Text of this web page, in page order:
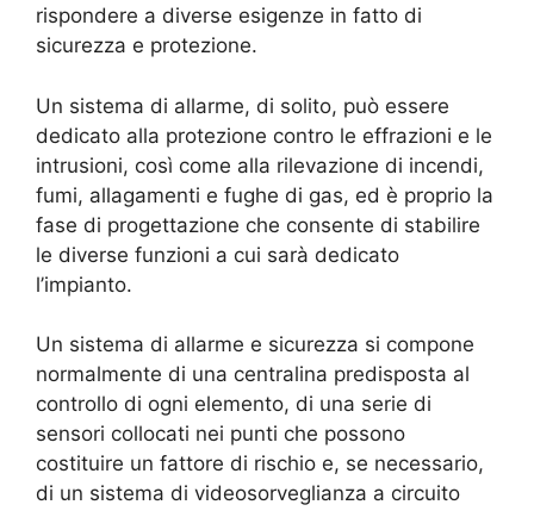
rispondere a diverse esigenze in fatto di
sicurezza e protezione.
Un sistema di allarme, di solito, può essere
dedicato alla protezione contro le effrazioni e le
intrusioni, così come alla rilevazione di incendi,
fumi, allagamenti e fughe di gas, ed è proprio la
fase di progettazione che consente di stabilire
le diverse funzioni a cui sarà dedicato
l’impianto.
Un sistema di allarme e sicurezza si compone
normalmente di una centralina predisposta al
controllo di ogni elemento, di una serie di
sensori collocati nei punti che possono
costituire un fattore di rischio e, se necessario,
di un sistema di videosorveglianza a circuito